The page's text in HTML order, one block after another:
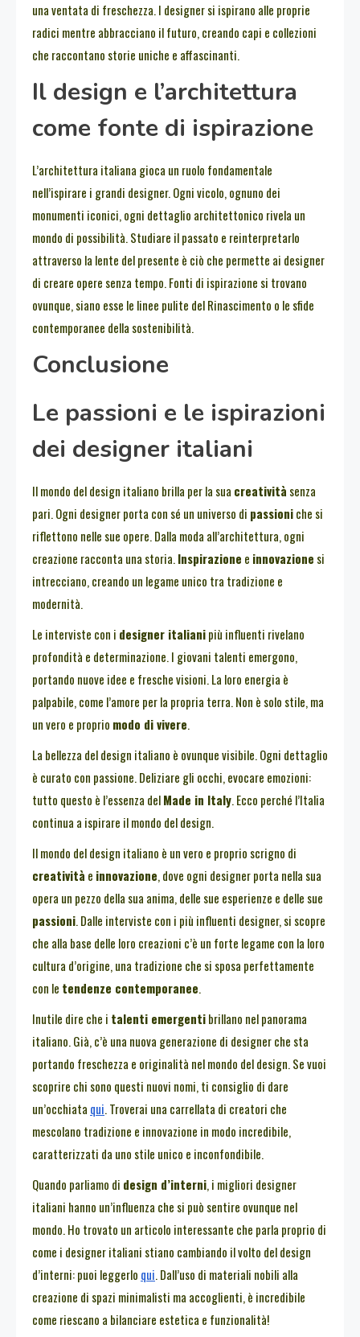
una ventata di freschezza. I designer si ispirano alle proprie
radici mentre abbracciano il futuro, creando capi e collezioni
che raccontano storie uniche e affascinanti.
Il design e l’architettura
come fonte di ispirazione
L’architettura italiana gioca un ruolo fondamentale
nell’ispirare i grandi designer. Ogni vicolo, ognuno dei
monumenti iconici, ogni dettaglio architettonico rivela un
mondo di possibilità. Studiare il passato e reinterpretarlo
attraverso la lente del presente è ciò che permette ai designer
di creare opere senza tempo. Fonti di ispirazione si trovano
ovunque, siano esse le linee pulite del Rinascimento o le sfide
contemporanee della sostenibilità.
Conclusione
Le passioni e le ispirazioni
dei designer italiani
Il mondo del design italiano brilla per la sua creatività senza
pari. Ogni designer porta con sé un universo di passioniche si
riflettono nelle sue opere. Dalla moda all’architettura, ogni
creazione racconta una storia.Inspirazione e innovazione si
intrecciano, creando un legame unico tra tradizione e
modernità.
Le interviste con i designer italianipiù influenti rivelano
profondità e determinazione. I giovani talenti emergono,
portando nuove idee e fresche visioni. La loro energia è
palpabile, come l’amore per la propria terra. Non è solo stile, ma
un vero e proprio modo di vivere.
La bellezza del design italiano è ovunque visibile. Ogni dettaglio
è curato con passione. Deliziare gli occhi, evocare emozioni:
tutto questo è l’essenza delMade in Italy. Ecco perché l’Italia
continua a ispirare il mondo del design.
Il mondo del design italiano è un vero e proprio scrigno di
creatività e innovazione, dove ogni designer porta nella sua
opera un pezzo della sua anima, delle sue esperienze e delle sue
passioni. Dalle interviste con i più influenti designer, si scopre
che alla base delle loro creazioni c’è un forte legame con la loro
cultura d’origine, una tradizione che si sposa perfettamente
con le tendenze contemporanee.
Inutile dire che i talenti emergentibrillano nel panorama
italiano. Già, c’è una nuova generazione di designer che sta
portando freschezza e originalità nel mondo del design. Se vuoi
scoprire chi sono questi nuovi nomi, ti consiglio di dare
un’occhiata qui. Troverai una carrellata di creatori che
mescolano tradizione e innovazione in modo incredibile,
caratterizzati da uno stile unico e inconfondibile.
Quando parliamo di design d’interni, i migliori designer
italiani hanno un’influenza che si può sentire ovunque nel
mondo. Ho trovato un articolo interessante che parla proprio di
come i designer italiani stiano cambiando il volto del design
d’interni: puoi leggerlo qui. Dall’uso di materiali nobili alla
creazione di spazi minimalisti ma accoglienti, è incredibile
come riescano a bilanciare estetica e funzionalità!